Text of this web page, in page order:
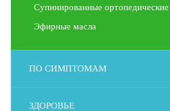
Супинированные ортопедические
Эфирные масла
ПО СИМПТОМАМ
ЗДОРОВЬЕ